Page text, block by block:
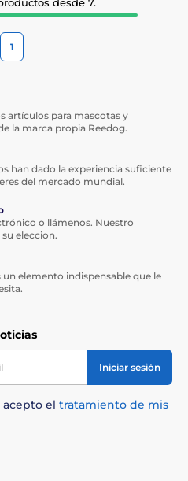
1
artículos para mascotas y
la marca propia Reedog.
han dado la experiencia suficiente
del mercado mundial.
o llámenos. Nuestro
eleccion.
un elemento indispensable que le
Iniciar sesión
el tratamiento de mis